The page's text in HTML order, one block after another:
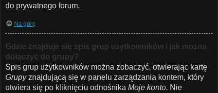
do prywatnego forum.
Na górę
Gdzie znajduje się spis grup użytkowników i jak można
dołączyć do grupy?
Spis grup użytkowników można zobaczyć, otwierając kartę
Grupyznajdującą się w panelu zarządzania kontem, który
otwiera się po kliknięciu odnośnika Moje konto. Nie